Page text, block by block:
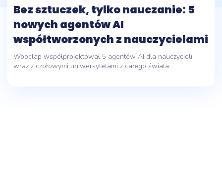
Bez sztuczek, tylko nauczanie: 5
nowych agentów AI
współtworzonych z nauczycielami
Wooclap współprojektował 5 agentów AI dla nauczycieli
wraz z czołowymi uniwersytetami z całego świata